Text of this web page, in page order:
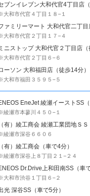
ブンイレブン大和代官4丁目店（
大和市代官４丁目１８−１
ァミリーマート 大和代官二丁目
大和市代官２丁目１７−４
ミニストップ 大和代官２丁目店（
大和市代官２丁目６−６
ーソン 大和福田店（徒歩14分）
大和市福田３５９５−５
EneJet 綾瀬イーストSS（
綾瀬市本蓼川４５０−１
（有）綾工商会 綾瀬工業団地ＳＳ
綾瀬市深谷６６０６
（有）綾工商会（車で4分）
綾瀬市深谷上８丁目２１−２４
Dr.Drive上和田南SS（車
大和市渋谷１丁目６−２
光 深谷SS（車で5分）